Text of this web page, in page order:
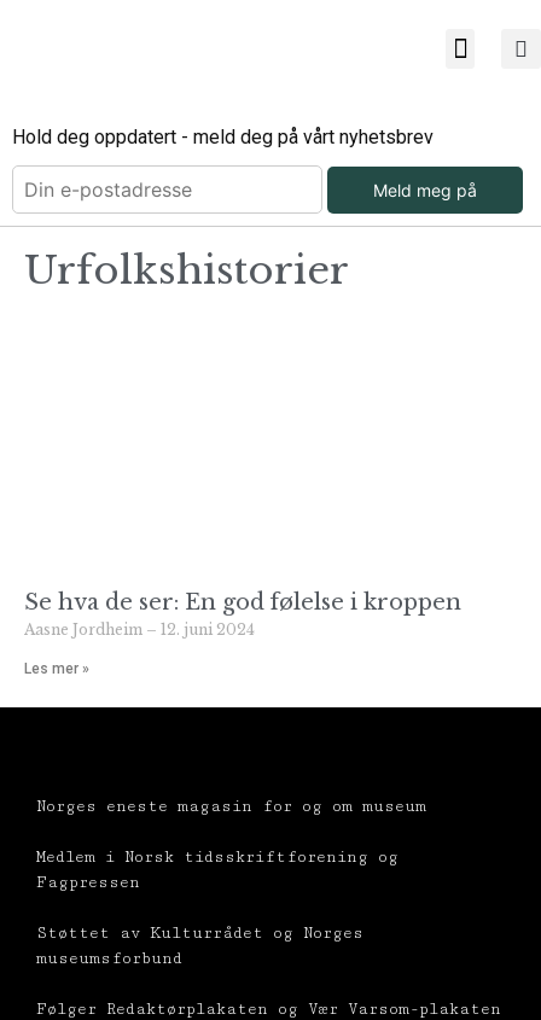
Hold deg oppdatert - meld deg på vårt nyhetsbrev
Meld meg på
Urfolkshistorier
Se hva de ser: En god følelse i kroppen
Aasne Jordheim 12. juni 2024
Les mer »
Norges eneste magasin for og om museum
Medlem i Norsk tidsskriftforening og
Fagpressen
Støttet av Kulturrådet og Norges
museumsforbund
Følger Redaktørplakaten og Vær Varsom-plakaten